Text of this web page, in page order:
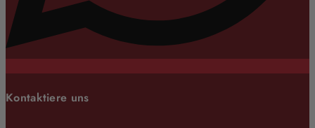
Kontaktiere uns